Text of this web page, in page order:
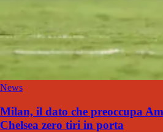
News
Milan, il dato che preoccupa
Chelsea zero tiri in porta